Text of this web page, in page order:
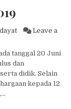
Leave a
2019
tanggal 20 Juni
dan
didik. Selain
kepada 12